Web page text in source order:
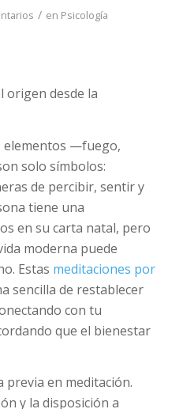
/ en Psicología
origen desde la
elementos —fuego,
solo símbolos:
de percibir, sentir y
tiene una
en su carta natal, pero
moderna puede
Estas meditaciones por
sencilla de restablecer
con tu
que el bienestar
previa en meditación.
y la disposición a